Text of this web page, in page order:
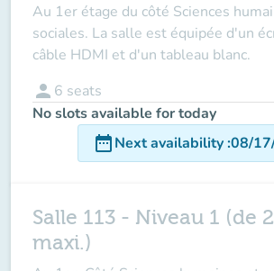
Au 1er étage du côté Sciences
sociales. La salle est équipée d'un
câble HDMI et d'un tableau blanc.
person 6 seats
No slots available for today
date_rangeNext availability:08/
Salle 113 - Niveau 1 (de
maxi.)